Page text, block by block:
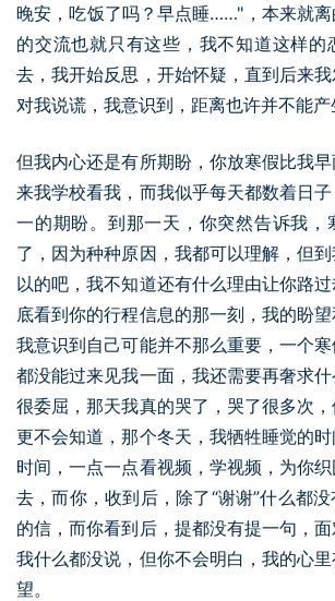
晚安，吃饭了吗？早点睡……"，本来就
的交流也就只有这些，我不知道这样的
去，我开始反思，开始怀疑，直到后来
对我说谎，我意识到，距离也许并不能产
但我内心还是有所期盼，你放寒假比我
来我学校看我，而我似乎每天都数着日
一的期盼。到那一天，你突然告诉我，
了，因为种种原因，我都可以理解，但
以的吧，我不知道还有什么理由让你路
底看到你的行程信息的那一刻，我的盼望
我意识到自己可能并不那么重要，一个
都没能过来见我一面，我还需要再奢求
很委屈，那天我真的哭了，哭了很多次
更不会知道，那个冬天，我牺牲睡觉的
时间，一点一点看视频，学视频，为你
去，而你，收到后，除了“谢谢”什么都
的信，而你看到后，提都没有提一句，面
我什么都没说，但你不会明白，我的心
望。